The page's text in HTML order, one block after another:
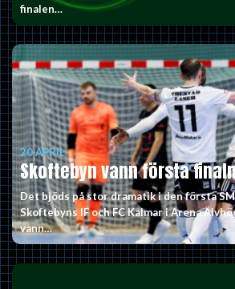
finalen…
20 APRIL
Skoftebyn vann första
Det bjöds på stor dramatik i den första
Skoftebyns IF och FC Kalmar i Arena
vann…